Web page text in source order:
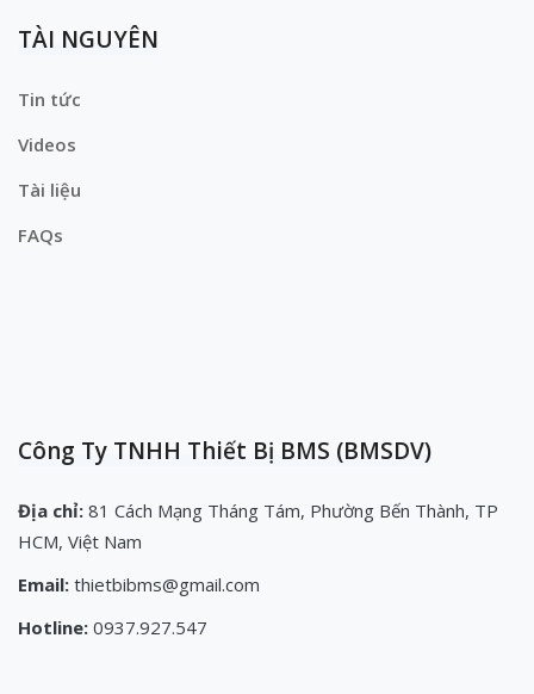
TÀI NGUYÊN
Tin tức
Videos
Tài liệu
FAQs
Công Ty TNHH Thiết Bị BMS (BMSDV)
Địa chỉ: 81 Cách Mạng Tháng Tám, Phường Bến Thành, TP
HCM, Việt Nam
Email: thietbibms@gmail.com
Hotline: 0937.927.547